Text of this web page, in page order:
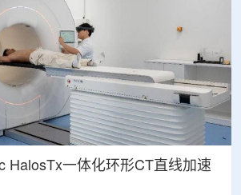
HalosTx一体化环形CT直线加速